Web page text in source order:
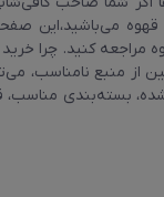
می‌باشید،این
کنید. چرا خرید
منبع نامناسب،
بسته‌بندی